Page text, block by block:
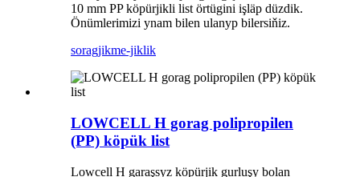
10 mm PP köpürjikli list örtügini işläp düzdik.
Önümlerimizi ynam bilen ulanyp bilersiňiz.
soragjikme-jiklik
LOWCELL H gorag polipropilen
(PP) köpük list
Lowcell H garaşsyz köpürjik gurluşy bolan